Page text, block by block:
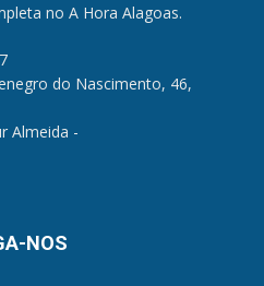
no A Hora Alagoas.
do Nascimento, 46,
Almeida -
NOS